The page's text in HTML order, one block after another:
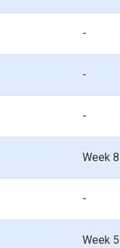
-
-
-
Week 8
-
Week 5